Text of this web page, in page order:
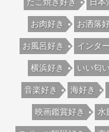
たこ焼き好き 日本
お肉好き お洒落
お風呂好き インタ
横浜好き いい匂
音楽好き 海好き
映画鑑賞好き 水